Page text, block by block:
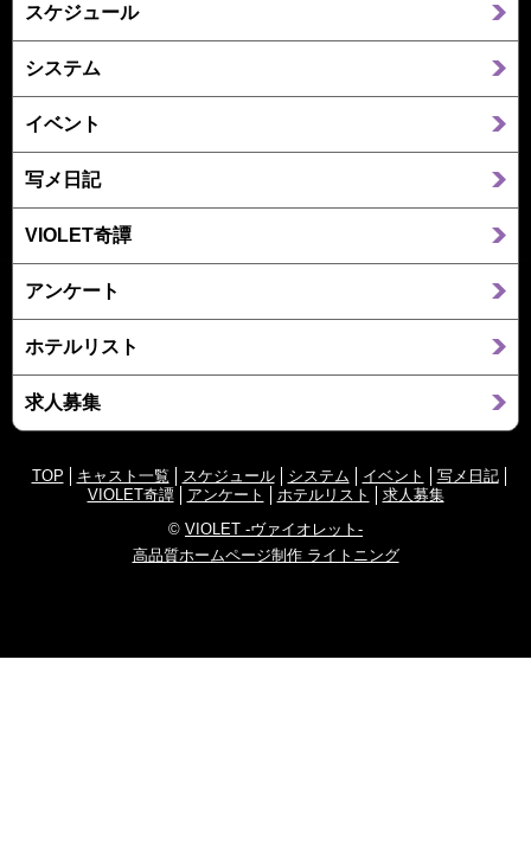
スケジュール
システム
イベント
写メ日記
VIOLET奇譚
アンケート
ホテルリスト
求人募集
TOP キャスト一覧 スケジュール システム イベント
写メ日記
VIOLET奇譚
アンケート ホテルリスト
求人募集
© VIOLET -ヴァイオレット-
高品質ホームページ制作 ライトニング